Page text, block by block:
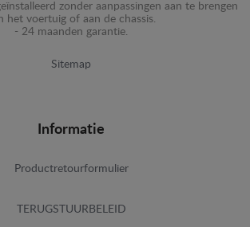
zonder aanpassingen aan te brengen
het voertuig of aan de chassis.
- 24 maanden garantie.
Sitemap
Informatie
Productretourformulier
TERUGSTUURBELEID